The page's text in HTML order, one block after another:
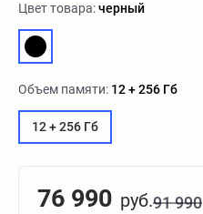
Цвет товара:черный
Объем памяти: 12 + 256 Гб
12 + 256 Гб
76 990 руб.91 990